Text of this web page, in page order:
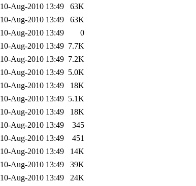
10-Aug-2010 13:49
63K
10-Aug-2010 13:49
63K
10-Aug-2010 13:49
0
10-Aug-2010 13:49 7.7K
10-Aug-2010 13:49 7.2K
10-Aug-2010 13:49 5.0K
10-Aug-2010 13:49
18K
10-Aug-2010 13:49 5.1K
10-Aug-2010 13:49
18K
10-Aug-2010 13:49
345
10-Aug-2010 13:49
451
10-Aug-2010 13:49
14K
10-Aug-2010 13:49
39K
10-Aug-2010 13:49
24K